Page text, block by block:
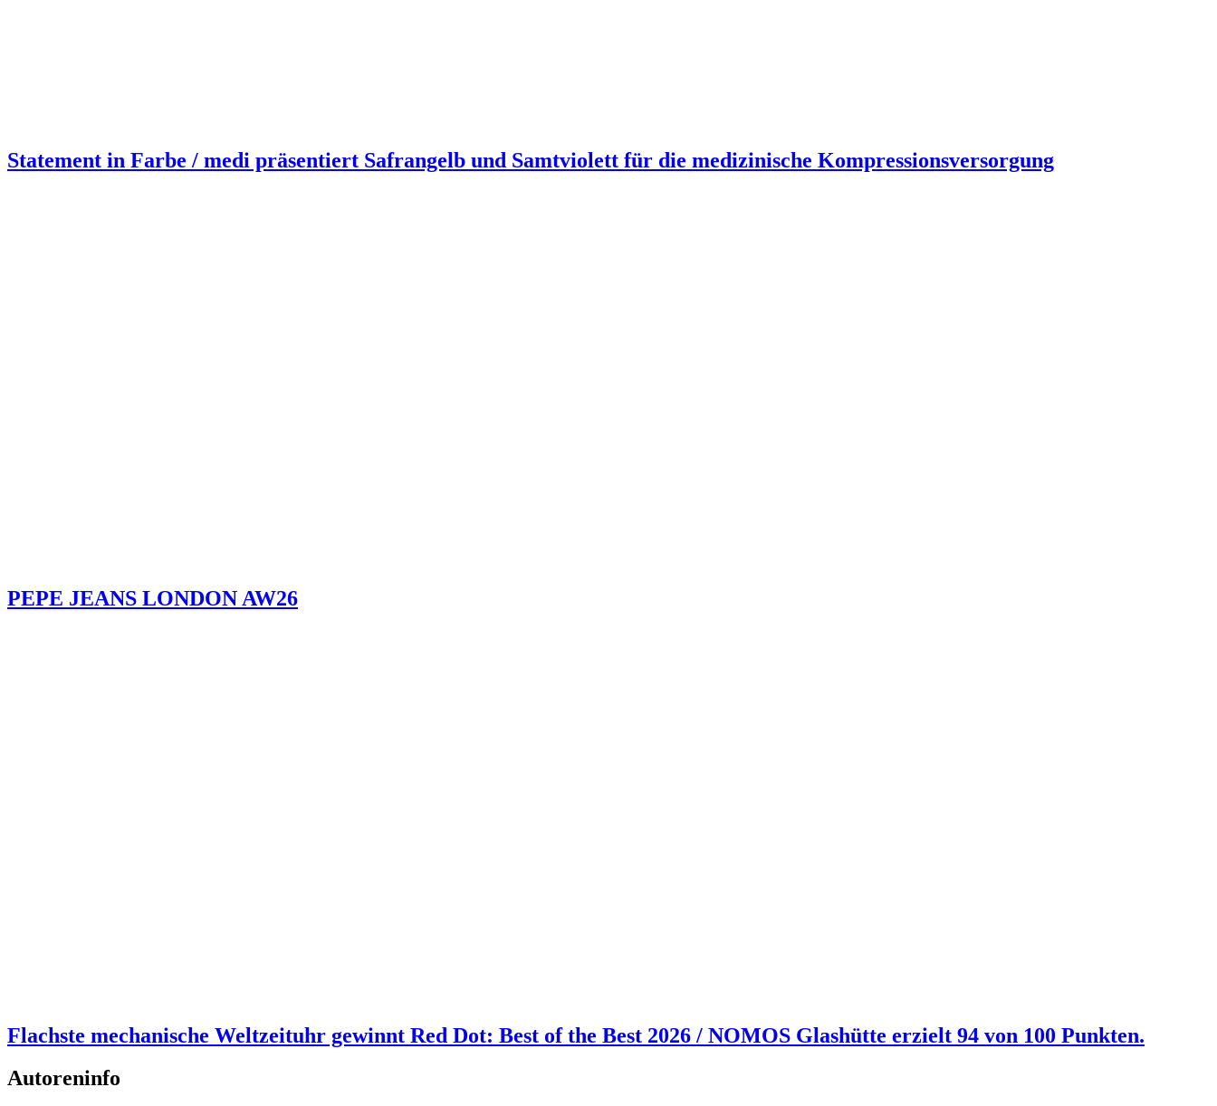
Statement in Farbe / medi präsentiert Safrangelb und Samtviolett für die medizinische Kompressionsversorgung
PEPE JEANS LONDON AW26
Flachste mechanische Weltzeituhr gewinnt Red Dot: Best of the Best 2026 / NOMOS Glashütte erzielt 94 von 100 Punkten.
Autoreninfo